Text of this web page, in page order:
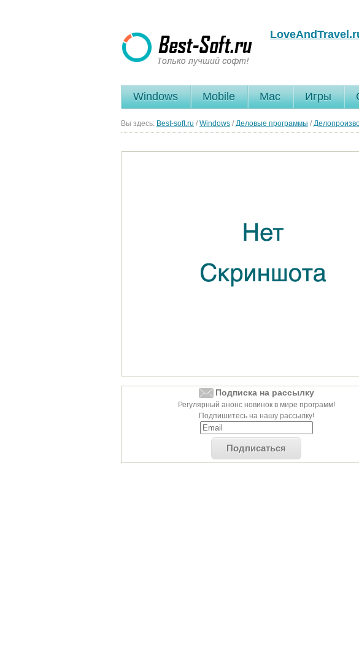
Windows Mobile Mac Игры
Вы здесь: Best-soft.ru / Windows / Деловые программы /
Подписка на рассылку
Регулярный анонс новинок в мире программ!
Подпишитесь на нашу рассылку!
Подписаться